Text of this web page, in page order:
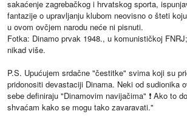
sakaćenje zagrebačkog i hrvatskog sporta,
fantazije o upravljanju klubom neovisno o šteti
u ovom ovčjem narodu neće ni pisnuti.
Fotka: Dinamo prvak 1948., u komunističkoj
nikad više.
P.S. Upućujem srdačne "čestitke" svima koji su
pridonositi devastaciji Dinama. Neki od sudionika
sebe definiraju "Dinamovim navijačima" ❗ Ako to
shvaćam kako se mogu tako zavaravati."